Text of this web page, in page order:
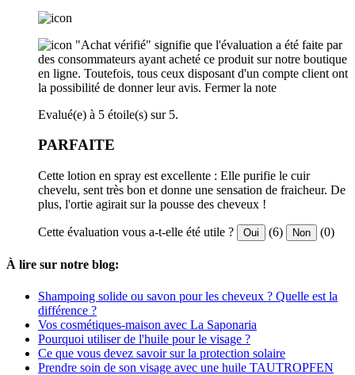
"Achat vérifié" signifie que l'évaluation a été faite par
des consommateurs ayant acheté ce produit sur notre boutique
en ligne. Toutefois, tous ceux disposant d'un compte client ont
la possibilité de donner leur avis. Fermer la note
Evalué(e) à 5 étoile(s) sur 5.
PARFAITE
Cette lotion en spray est excellente : Elle purifie le cuir
chevelu, sent très bon et donne une sensation de fraicheur. De
plus, l'ortie agirait sur la pousse des cheveux !
Cette évaluation vous a-t-elle été utile ? Oui (6) Non (0)
À lire sur notre blog:
Shampoing solide ou savon pour les cheveux ? Quelle est la
différence ?
Vos cosmétiques-maison avec La Saponaria
Pourquoi utiliser de l'huile pour le visage ?
Ce que vous devez savoir sur la protection solaire
Prendre soin de son visage avec une huile TAUTROPFEN